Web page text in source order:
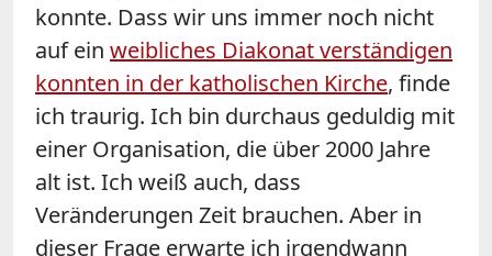
konnte. Dass wir uns immer noch nicht
auf ein weibliches Diakonat verständigen
konnten in der katholischen Kirche, finde
ich traurig. Ich bin durchaus geduldig mit
einer Organisation, die über 2000 Jahre
alt ist. Ich weiß auch, dass
Veränderungen Zeit brauchen. Aber in
dieser Frage erwarte ich irgendwann